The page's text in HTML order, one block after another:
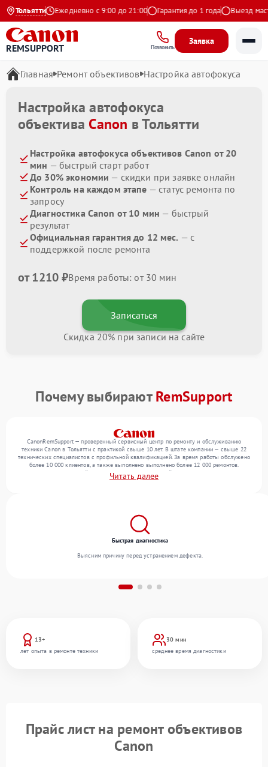
Тольятти
на Яндекс Ежедневно с 9:00 до 21:00 Гарантия до 1 года Выезд
REMSUPPORT Позвонить
Заявка
Главная Ремонт объективов Настройка автофокуса
Настройка автофокуса
объектива Canon в Тольятти
Настройка автофокуса объективов Canon от 20
мин — быстрый старт работ
До 30% экономии — скидки при заявке онлайн
Контроль на каждом этапе — статус ремонта по
запросу
Диагностика Canon от 10 мин — быстрый
результат
Официальная гарантия до 12 мес. — с
поддержкой после ремонта
от 1210 ₽Время работы: от 30 мин
Записаться
Скидка 20% при записи на сайте
Почему выбираютRemSupport
CanonRemSupport — проверенный сервисный центр по ремонту и обслуживанию
техники Canon в Тольятти с практикой свыше 10 лет. В штате компании — свыше 22
технических специалистов с профильной квалификацией. За время работы обслужено
более 10 000 клиентов, а также выполнено выполнено более 12 000 ремонтов.
Ежемесячно в сервисный центр поступает от 300 устройств, включая , , . Мы беремся
за задачи любой сложности и гарантируем высокое качество обслуживания
Читать далее
13+
лет опыта в ремонте техники
30 мин
среднее время диагностики
Быстрая диагностика
Выясним причину перед устранением дефекта.
Прайс лист на ремонт объективов
Canon